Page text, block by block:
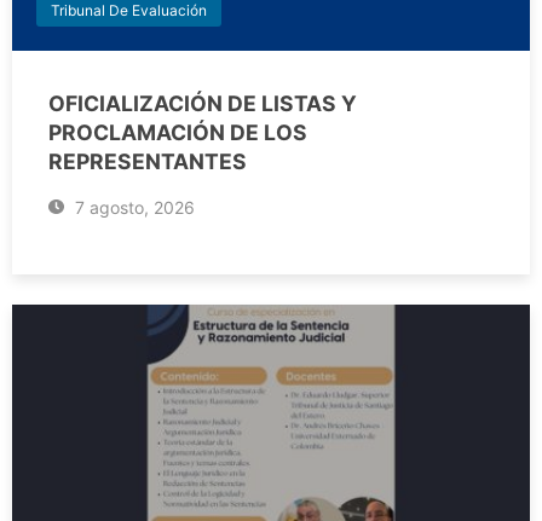
Tribunal De Evaluación
OFICIALIZACIÓN DE LISTAS Y
PROCLAMACIÓN DE LOS
REPRESENTANTES
7 agosto, 2026